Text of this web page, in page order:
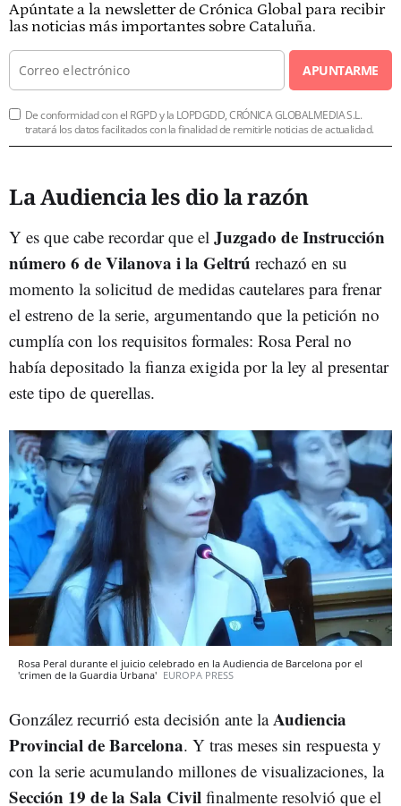
Apúntate a la newsletter de Crónica Global para recibir
las noticias más importantes sobre Cataluña.
APUNTARME
De conformidad con el RGPD y la LOPDGDD, CRÓNICA GLOBALMEDIA S.L.
tratará los datos facilitados con la finalidad de remitirle noticias de actualidad.
La Audiencia les dio la razón
Y es que cabe recordar que el Juzgado de Instrucción
número 6 de Vilanova i la Geltrú rechazó en su
momento la solicitud de medidas cautelares para frenar
el estreno de la serie, argumentando que la petición no
cumplía con los requisitos formales: Rosa Peral no
había depositado la fianza exigida por la ley al presentar
este tipo de querellas.
Rosa Peral durante el juicio celebrado en la Audiencia de Barcelona por el
'crimen de la Guardia Urbana' EUROPA PRESS
González recurrió esta decisión ante laAudiencia
Provincial de Barcelona. Y tras meses sin respuesta y
con la serie acumulando millones de visualizaciones, la
Sección 19 de la Sala Civil finalmente resolvió que el